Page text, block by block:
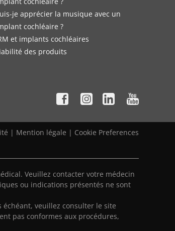
je apprécier la musique avec un
cochléaire ?
et implants cochléaires
des produits
| Mention légale | Cookie Preferences
Veuillez contacter votre médecin
ou indications présentés ne sont
échéant, veuillez consulter le site
pas conformes aux procédures,